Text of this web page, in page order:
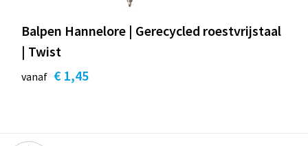
Balpen Hannelore | Gerecycled roestvrijstaal
| Twist
vanaf € 1,45